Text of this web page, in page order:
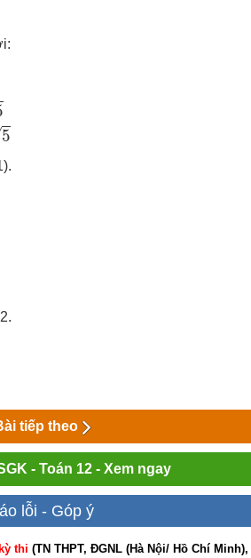
5
tiếp theo
- Toán 12 - Xem ngay
lỗi - Góp ý
thi (TN THPT, ĐGNL (Hà Nội/ Hồ Chí